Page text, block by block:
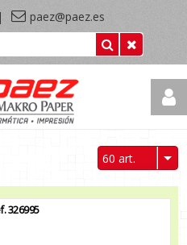
| paez@paez.es
60 art.
326995